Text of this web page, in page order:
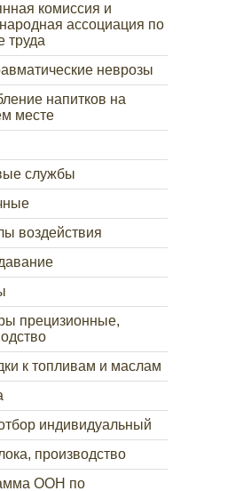
комиссия и
ассоциация по
труда
неврозы
напитков на
месте
службы
воздействия
прецизионные,
к топливам и маслам
индивидуальный
производство
ООН по